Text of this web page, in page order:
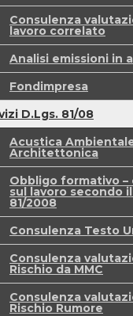
Consulenza
lavoro correlato
Analisi emissioni in
Fondimpresa
D.Lgs. 81/08
Acustica
Architettonica
Obbligo formativo –
sul lavoro secondo
81/2008
Consulenza Testo
Consulenza
Rischio da MMC
Consulenza
Rischio Rumore